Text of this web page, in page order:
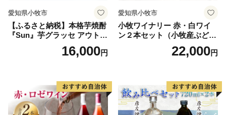
愛知県小牧市
【ふるさと納税】本格芋焼酎
『Sun』芋グラッセ アウトド
ア ソロキャンプ ベランピン
グ 巣ごもり 就労支援16,000円
愛知県小牧市
小牧ワイナリー 赤・白ワイ
ン２本セット（小牧産ぶどう
22,000円